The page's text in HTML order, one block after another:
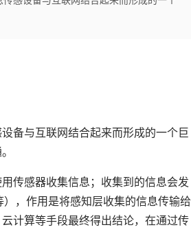
备与互联网结合起来而形成的一个巨
传感器收集信息；收集到的信息会发
，作用是将感知层收集的信息传输给
计算等手段最终得出结论，在通过传